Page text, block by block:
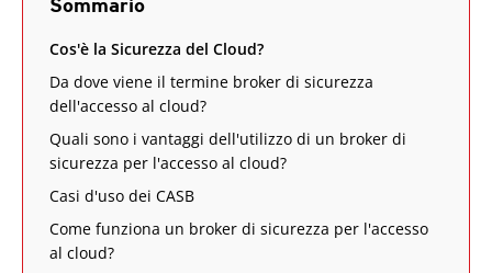
Sommario
Cos'è la Sicurezza del Cloud?
Da dove viene il termine broker di sicurezza
dell'accesso al cloud?
Quali sono i vantaggi dell'utilizzo di un broker di
sicurezza per l'accesso al cloud?
Casi d'uso dei CASB
Come funziona un broker di sicurezza per l'accesso
al cloud?